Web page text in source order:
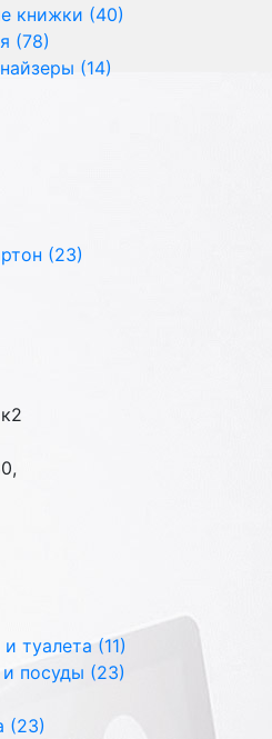
книжки (40)
(78)
(14)
(23)
туалета (11)
посуды (23)
(23)